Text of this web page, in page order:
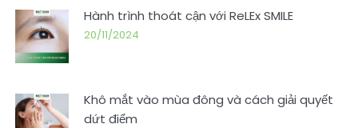
Hành trình thoát cận với ReLEx SMILE
20/11/2024
Khô mắt vào mùa đông và cách giải quyết
dứt điểm